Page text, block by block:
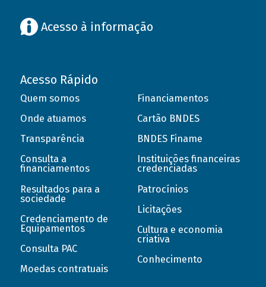
Acesso à informação
Acesso Rápido
Quem somos
Onde atuamos
Transparência
Consulta a
financiamentos
Resultados para a
sociedade
Credenciamento de
Equipamentos
Consulta PAC
Moedas contratuais
Financiamentos
Cartão BNDES
BNDES Finame
Instituições financeiras
credenciadas
Patrocínios
Licitações
Cultura e economia
criativa
Conhecimento